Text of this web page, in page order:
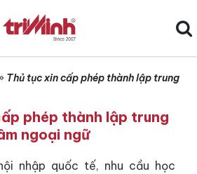
Thủ tục xin cấp phép thành lập trung
phép thành lập trung
ngoại ngữ
nhập quốc tế, nhu cầu học